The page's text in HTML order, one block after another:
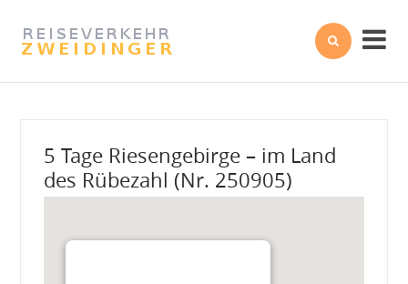


5 Tage Riesengebirge – im Land
des Rübezahl (Nr. 250905)